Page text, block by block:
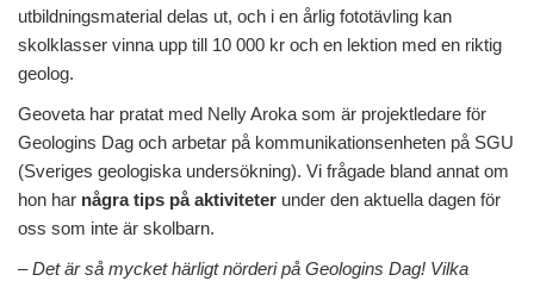
utbildningsmaterial delas ut, och i en årlig fototävling kan
skolklasser vinna upp till 10 000 kr och en lektion med en riktig
geolog.
Geoveta har pratat med Nelly Aroka som är projektledare för
Geologins Dag och arbetar på kommunikationsenheten på SGU
(Sveriges geologiska undersökning). Vi frågade bland annat om
hon har några tips på aktiviteter under den aktuella dagen för
oss som inte är skolbarn.
– Det är så mycket härligt nörderi på Geologins Dag! Vilka